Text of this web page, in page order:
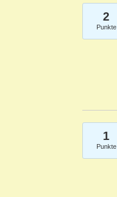
2
Punkte
1
Punkte